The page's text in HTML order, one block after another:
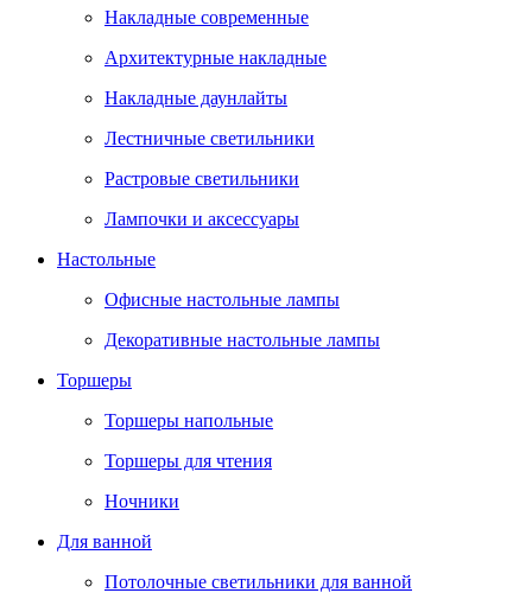
Накладные современные
Архитектурные накладные
Накладные даунлайты
Лестничные светильники
Растровые светильники
Лампочки и аксессуары
Настольные
Офисные настольные лампы
Декоративные настольные лампы
Торшеры
Торшеры напольные
Торшеры для чтения
Ночники
Для ванной
Потолочные светильники для ванной